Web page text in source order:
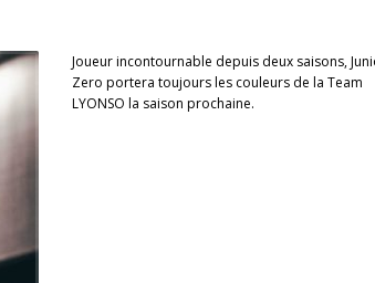
Joueur incontournable depuis deux saisons,
Zero portera toujours les couleurs de la Team
LYONSO la saison prochaine.